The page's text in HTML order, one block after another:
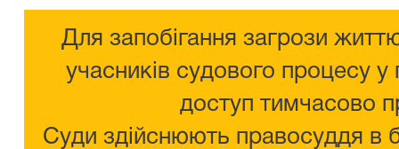
Для запобігання загрози
учасників судового процесу у
доступ тимчасово
Суди здійснюють правосуддя в